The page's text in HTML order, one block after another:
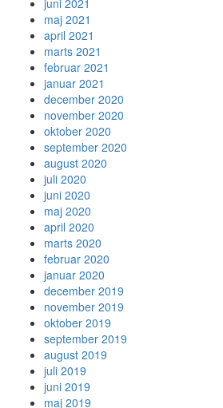
juni 2021
maj 2021
april 2021
marts 2021
februar 2021
januar 2021
december 2020
november 2020
oktober 2020
september 2020
august 2020
juli 2020
juni 2020
maj 2020
april 2020
marts 2020
februar 2020
januar 2020
december 2019
november 2019
oktober 2019
september 2019
august 2019
juli 2019
juni 2019
maj 2019